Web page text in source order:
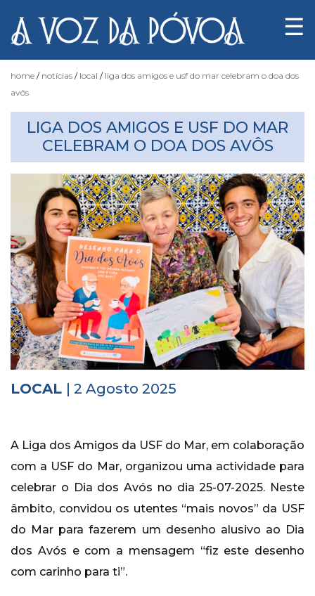
Notícias
Fotógrafo
Acaso
Luas
e
Marés
Histórico
Vídeos
Contactos
☰
home notícias local
liga dos amigos e usf do mar celebram o doa dos
avôs
LIGA DOS AMIGOS E USF DO MAR
CELEBRAM O DOA DOS AVÔS
LOCAL | 2 Agosto 2025
A Liga dos Amigos da USF do Mar, em colaboração
com a USF do Mar, organizou uma actividade para
celebrar o Dia dos Avós no dia 25-07-2025. Neste
âmbito, convidou os utentes “mais novos” da USF
do Mar para fazerem um desenho alusivo ao Dia
dos Avós e com a mensagem “fiz este desenho
com carinho para ti”.